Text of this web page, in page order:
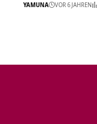
YAMUNA VOR 6 JAHREN